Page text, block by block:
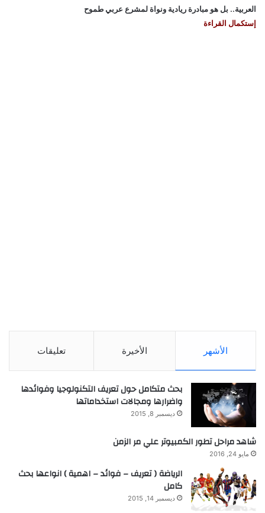
العربية.. بل هو مبادرة ريادية ونواة لمشرع عربي طموح
إستكمال القراءة
الأشهر الأخيرة تعليقات
بحث متكامل حول تعريف التكنولوجيا وفوائدها
واضرارها ومجالات استخداماتها
ديسمبر 8, 2015
شاهد مراحل تطور الكمبيوتر علي مر الزمن
مايو 24, 2016
الرياضة ( تعريف – فوائد – اهمية ) انواعها بحث
كامل
ديسمبر 14, 2015